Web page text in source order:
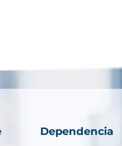
Dependencia